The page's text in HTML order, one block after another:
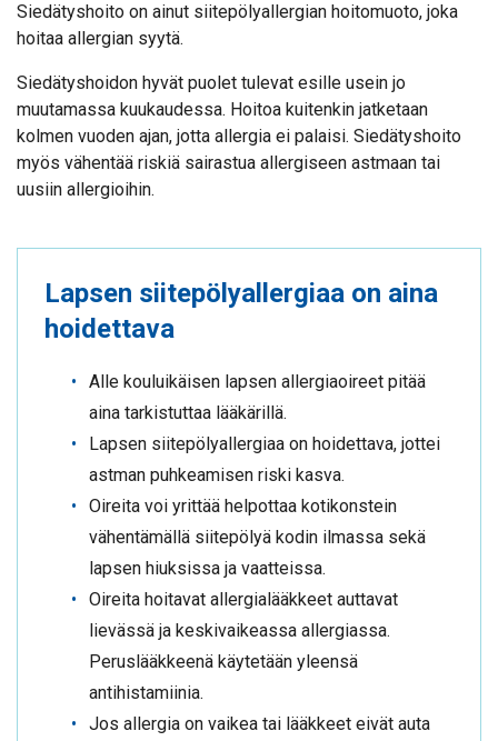
Siedätyshoito on ainut siitepölyallergian hoitomuoto, joka
hoitaa allergian syytä.
Siedätyshoidon hyvät puolet tulevat esille usein jo
muutamassa kuukaudessa. Hoitoa kuitenkin jatketaan
kolmen vuoden ajan, jotta allergia ei palaisi. Siedätyshoito
myös vähentää riskiä sairastua allergiseen astmaan tai
uusiin allergioihin.
Lapsen siitepölyallergiaa on aina
hoidettava
Alle kouluikäisen lapsen allergiaoireet pitää
aina tarkistuttaa lääkärillä.
Lapsen siitepölyallergiaa on hoidettava, jottei
astman puhkeamisen riski kasva.
Oireita voi yrittää helpottaa kotikonstein
vähentämällä siitepölyä kodin ilmassa sekä
lapsen hiuksissa ja vaatteissa.
Oireita hoitavat allergialääkkeet auttavat
lievässä ja keskivaikeassa allergiassa.
Peruslääkkeenä käytetään yleensä
antihistamiinia.
Jos allergia on vaikea tai lääkkeet eivät auta